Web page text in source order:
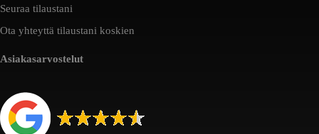
Seuraa tilaustani
Ota yhteyttä tilaustani koskien
Asiakasarvostelut